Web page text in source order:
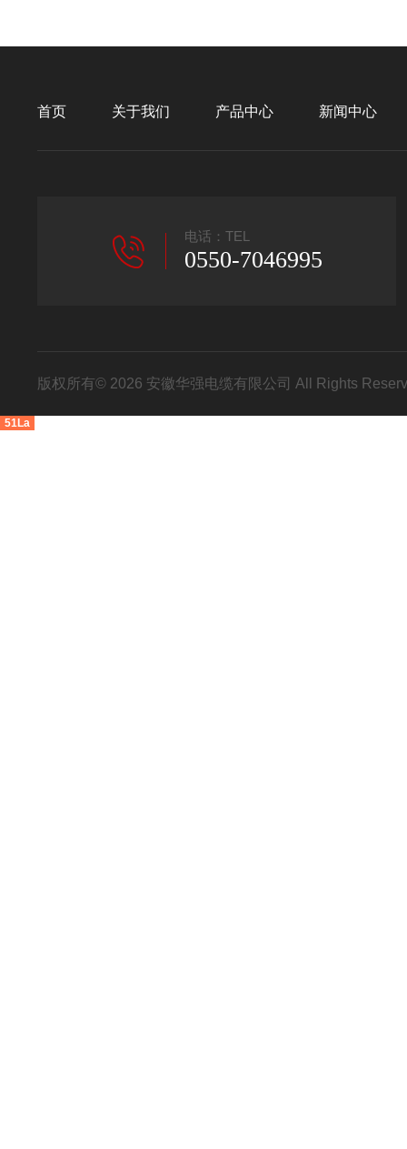
首页 关于我们 产品中心 新闻中心
电话：TEL
0550-7046995
版权所有© 2026 安徽华强电缆有限公司 All Rights
51La